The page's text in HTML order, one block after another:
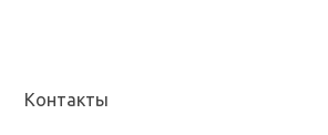
Контакты